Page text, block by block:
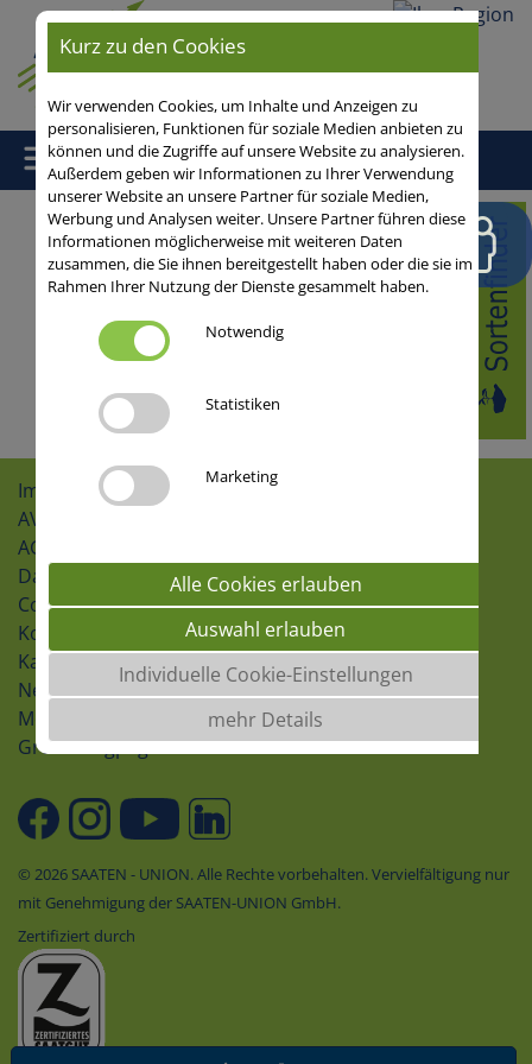
Home/Aus der Praxis/Mais/Körnermais/ Bestandesführung
Kurz zu den Cookies
Wir verwenden Cookies, um Inhalte und Anzeigen zu
personalisieren, Funktionen für soziale Medien anbieten zu
können und die Zugriffe auf unsere Website zu analysieren.
Außerdem geben wir Informationen zu Ihrer Verwendung
unserer Website an unsere Partner für soziale Medien,
Werbung und Analysen weiter. Unsere Partner führen diese
Informationen möglicherweise mit weiteren Daten
zusammen, die Sie ihnen bereitgestellt haben oder die sie im
Rahmen Ihrer Nutzung der Dienste gesammelt haben.
Notwendig
Statistiken
Marketing
Alle Cookies erlauben
Auswahl erlauben
Individuelle Cookie-Einstellungen
mehr Details
Impressum
AVLB
AGB
Datenschutz
Cookie-Einstellungen
Kontakt
Karriere
Newsletter
Meldeformular
Groundingpage
© 2026 SAATEN - UNION. Alle Rechte vorbehalten. Vervielfältigung nur
mit Genehmigung der SAATEN-UNION GmbH.
Zertifiziert durch